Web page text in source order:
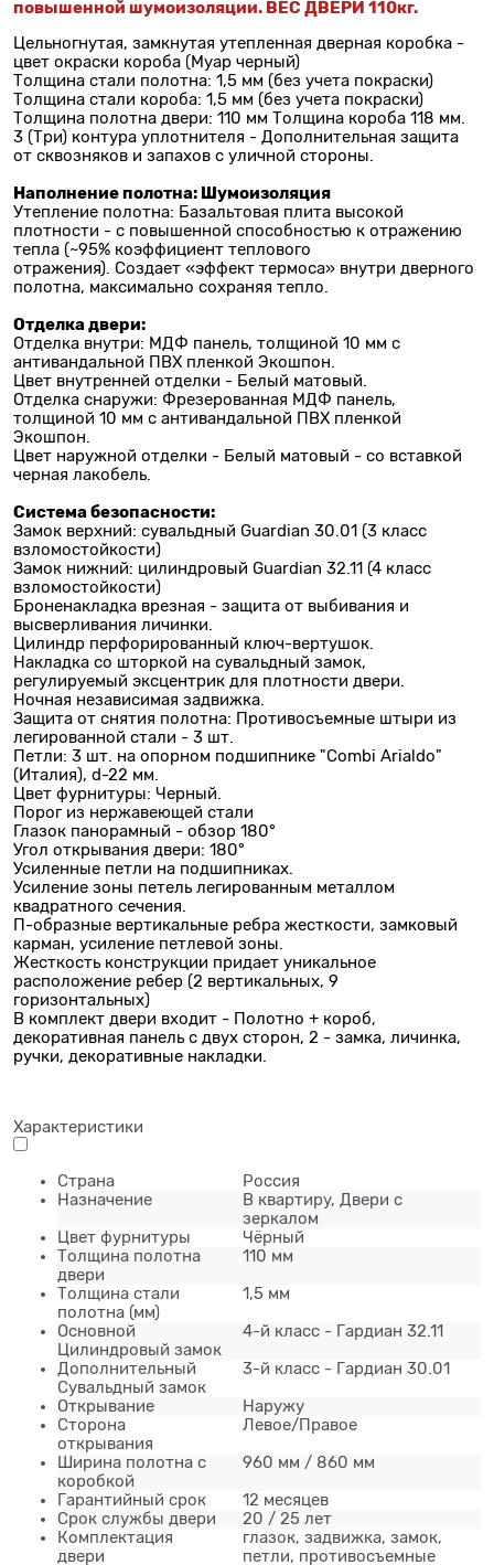
повышенной шумоизоляции. ВЕС ДВЕРИ 110кг.
Цельногнутая, замкнутая утепленная дверная коробка -
цвет окраски короба (Муар черный)
Толщина стали полотна: 1,5 мм (без учета покраски)
Толщина стали короба: 1,5 мм (без учета покраски)
Толщина полотна двери: 110 мм Толщина короба 118 мм.
3 (Три) контура уплотнителя - Дополнительная защита
от сквозняков и запахов с уличной стороны.
Наполнение полотна: Шумоизоляция
Утепление полотна: Базальтовая плита высокой
плотности - с повышенной способностью к отражению
тепла (~95% коэффициент теплового
отражения). Создает «эффект термоса» внутри дверного
полотна, максимально сохраняя тепло.
Отделка двери:
Отделка внутри: МДФ панель, толщиной 10 мм с
антивандальной ПВХ пленкой Экошпон.
Цвет внутренней отделки - Белый матовый.
Отделка снаружи: Фрезерованная МДФ панель,
толщиной 10 мм с антивандальной ПВХ пленкой
Экошпон.
Цвет наружной отделки - Белый матовый - со вставкой
черная лакобель.
Система безопасности:
Замок верхний: сувальдный Guardian 30.01 (3 класс
взломостойкости)
Замок нижний: цилиндровый Guardian 32.11 (4 класс
взломостойкости)
Броненакладка врезная - защита от выбивания и
высверливания личинки.
Цилиндр перфорированный ключ-вертушок.
Накладка со шторкой на сувальдный замок,
регулируемый эксцентрик для плотности двери.
Ночная независимая задвижка.
Защита от снятия полотна: Противосъемные штыри из
легированной стали - 3 шт.
Петли: 3 шт. на опорном подшипнике "Combi Arialdo"
(Италия), d-22 мм.
Цвет фурнитуры: Черный.
Порог из нержавеющей стали
Глазок панорамный - обзор 180°
Угол открывания двери: 180°
Усиленные петли на подшипниках.
Усиление зоны петель легированным металлом
квадратного сечения.
П-образные вертикальные ребра жесткости, замковый
карман, усиление петлевой зоны.
Жесткость конструкции придает уникальное
расположение ребер (2 вертикальных, 9
горизонтальных)
В комплект двери входит - Полотно + короб,
декоративная панель с двух сторон, 2 - замка, личинка,
ручки, декоративные накладки.
Характеристики
Страна
Россия
Назначение
В квартиру, Двери с
зеркалом
Цвет фурнитуры
Чёрный
Толщина полотна
двери
110 мм
Толщина стали
полотна (мм)
1,5 мм
Основной
Цилиндровый замок
4-й класс - Гардиан 32.11
Дополнительный
Сувальдный замок
3-й класс - Гардиан 30.01
Открывание
Наружу
Сторона
открывания
Левое/Правое
Ширина полотна с
коробкой
960 мм / 860 мм
Гарантийный срок
12 месяцев
Срок службы двери
20 / 25 лет
Комплектация
двери
глазок, задвижка, замок,
петли, противосъемные